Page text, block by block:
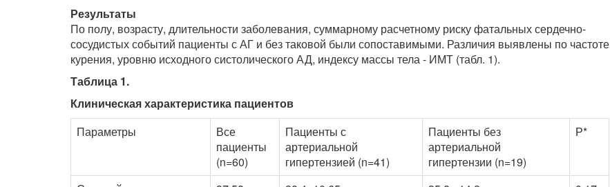
Результаты
По полу, возрасту, длительности заболевания, суммарному расчетному риску фатальных сердечно-
сосудистых событий пациенты с АГ и без таковой были сопоставимыми. Различия выявлены по частоте
курения, уровню исходного систолического АД, индексу массы тела - ИМТ (табл. 1).
Таблица 1.
Клиническая характеристика пациентов
Параметры
Все
пациенты
(n=60)
Пациенты с
артериальной
гипертензией (n=41)
Пациенты без
артериальной
гипертензии (n=19)
Р*